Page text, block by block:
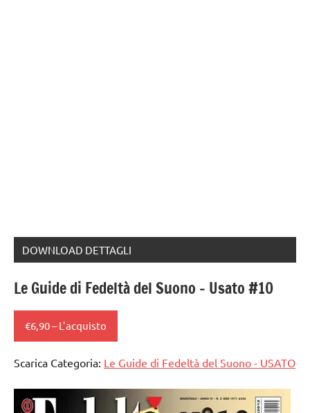
DOWNLOAD DETTAGLI
Le Guide di Fedeltà del Suono – Usato #10
€6,90 – L'acquisto
Scarica Categoria: Le Guide di Fedeltà del Suono - USATO